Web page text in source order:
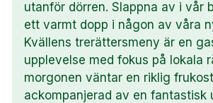
utanför dörren. Slappna av i vår
ett varmt dopp i någon av våra
Kvällens trerättersmeny är en
upplevelse med fokus på lokala
morgonen väntar en riklig
ackompanjerad av en fantastisk